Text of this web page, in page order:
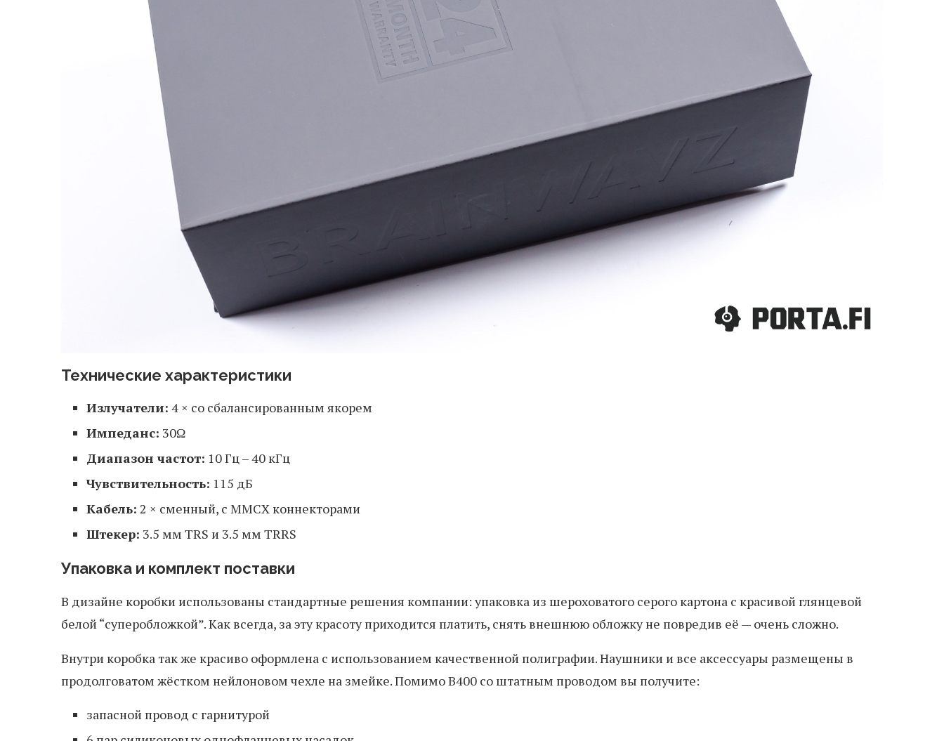
Технические характеристики
Излучатели: 4 × со сбалансированным якорем
Импеданс: 30Ω
Диапазон частот: 10 Гц – 40 кГц
Чувствительность: 115 дБ
Кабель: 2 × сменный, с MMCX коннекторами
Штекер: 3.5 мм TRS и 3.5 мм TRRS
Упаковка и комплект поставки
В дизайне коробки использованы стандартные решения компании: упаковка из шероховатого серого картона с красивой глянцевой
белой “суперобложкой”. Как всегда, за эту красоту приходится платить, снять внешнюю обложку не повредив её — очень сложно.
Внутри коробка так же красиво оформлена с использованием качественной полиграфии. Наушники и все аксессуары размещены в
продолговатом жёстком нейлоновом чехле на змейке. Помимо B400 со штатным проводом вы получите:
запасной провод с гарнитурой